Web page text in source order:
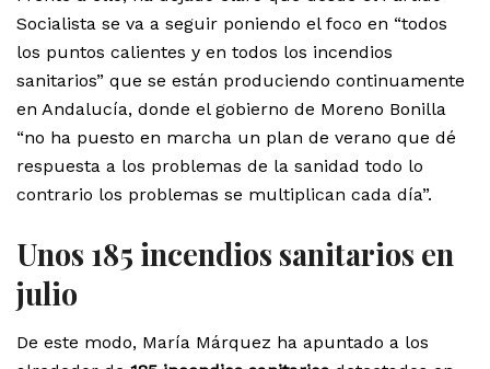
Socialista se va a seguir poniendo el foco en “todos
los puntos calientes y en todos los incendios
sanitarios” que se están produciendo continuamente
en Andalucía, donde el gobierno de Moreno Bonilla
“no ha puesto en marcha un plan de verano que dé
respuesta a los problemas de la sanidad todo lo
contrario los problemas se multiplican cada día”.
Unos 185 incendios sanitarios en
julio
De este modo, María Márquez ha apuntado a los